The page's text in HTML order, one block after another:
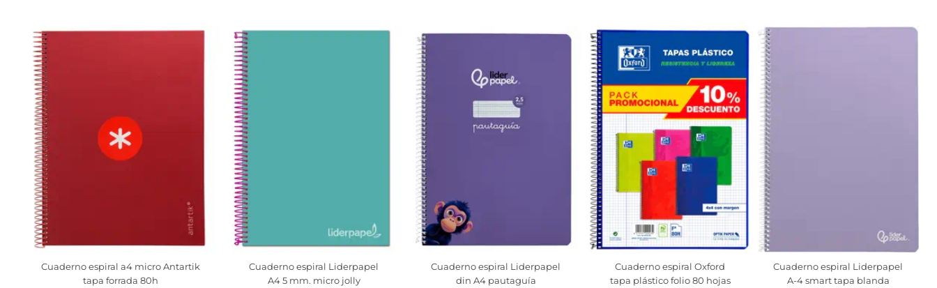
Cuaderno espiral a4 micro Antartik
tapa forrada 80h
Cuaderno espiral Liderpapel
A4 5 mm. micro jolly
Cuaderno espiral Liderpapel
din A4 pautaguía
Cuaderno espiral Oxford
tapa plástico folio 80 hojas
Cuaderno espiral Liderpapel
A-4 smart tapa blanda